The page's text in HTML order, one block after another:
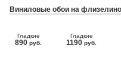
Виниловые обои на
Гладкие
890 руб.
Гладкие
1190 руб.